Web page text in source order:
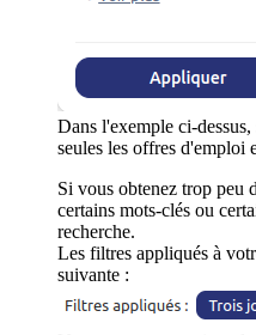
Dans l'exemple ci-
seules les offres d'emploi
Si vous obtenez trop peu
certains mots-clés ou
recherche.
Les filtres appliqués à
suivante :